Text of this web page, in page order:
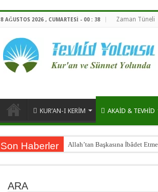
8 AĞUSTOS 2026 , CUMARTESI - 00 : 38 Zaman Tüneli
KUR’AN-I KERİM AKAİD & TEVHİD
Son Haberler Allah’tan Başkasına İbâdet
ARA